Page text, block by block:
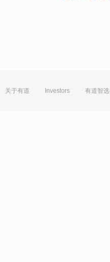
关于有道 Investors 有道智选